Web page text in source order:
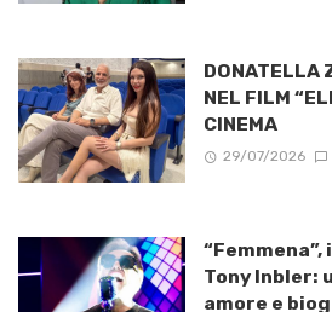
DONATELLA
NEL FILM
CINEMA
29/07/2026
Tony Inbler:
amore e